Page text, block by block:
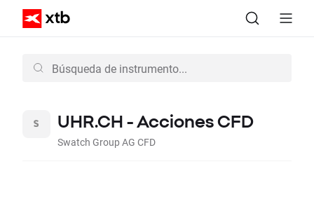
UHR.CH - Acciones CFD
Swatch Group AG CFD